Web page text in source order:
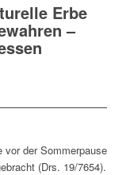
Erbe
–
der Sommerpause
(Drs. 19/7654).